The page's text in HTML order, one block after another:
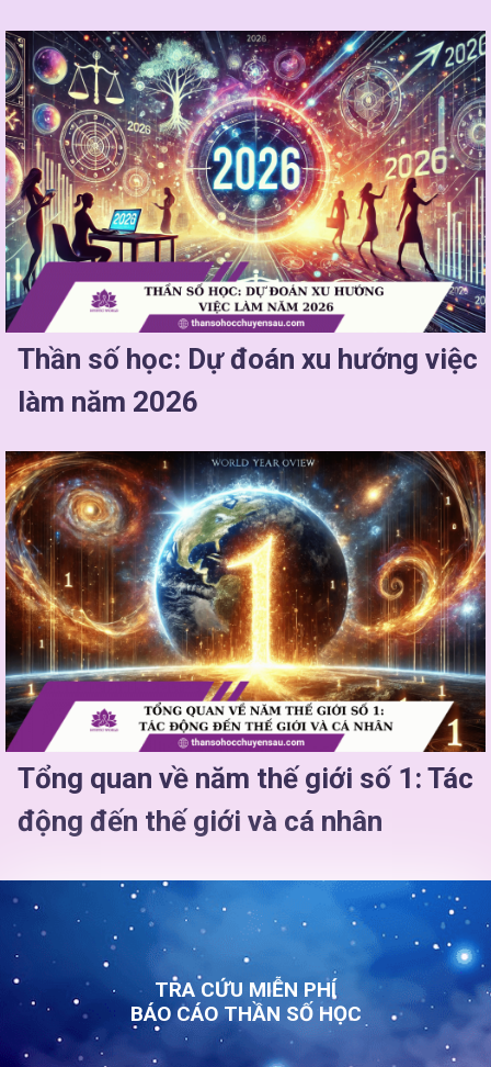
Thần số học: Dự đoán xu hướng việc
làm năm 2026
Tổng quan về năm thế giới số 1: Tác
động đến thế giới và cá nhân
TRA CỨU MIỄN PHÍ
BÁO CÁO THẦN SỐ HỌC